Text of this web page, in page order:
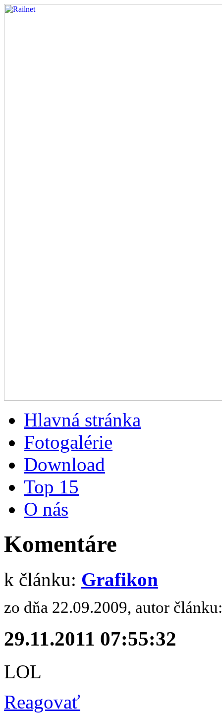
Hlavná stránka
Fotogalérie
Download
Top 15
O nás
Komentáre
k článku: Grafikon
zo dňa 22.09.2009, autor
29.11.2011 07:55:32
LOL
Reagovať